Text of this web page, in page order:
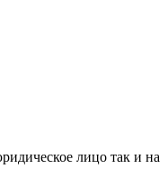
лицо так и на